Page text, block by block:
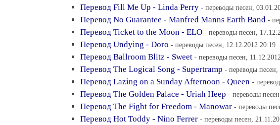
Перевод Fill Me Up - Linda Perry - переводы песен,
Перевод No Guarantee - Manfred Manns Earth Band -
Перевод Ticket to the Moon - ELO - переводы песен,
Перевод Undying - Doro - переводы песен, 12.12.2012 20:19
Перевод Ballroom Blitz - Sweet - переводы песен,
Перевод The Logical Song - Supertramp - переводы
Перевод Lazing on a Sunday Afternoon - Queen -
Перевод The Golden Palace - Uriah Heep - переводы
Перевод The Fight for Freedom - Manowar - переводы
Перевод Hot Toddy - Nino Ferrer - переводы песен,